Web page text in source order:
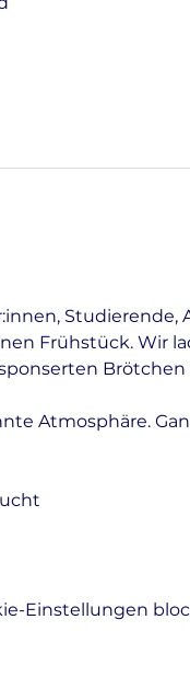
Studierende,
Frühstück. Wir
Brötchen
Atmosphäre.
Einstellungen